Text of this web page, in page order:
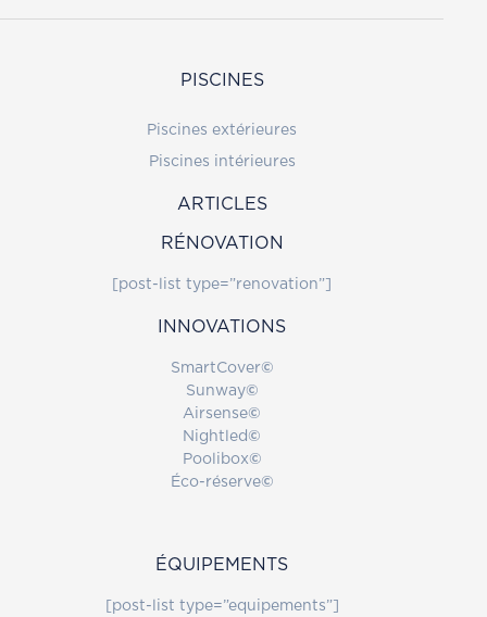
PISCINES
Piscines extérieures
Piscines intérieures
ARTICLES
RÉNOVATION
[post-list type=”renovation”]
INNOVATIONS
SmartCover©
Sunway©
Airsense©
Nightled ©
Poolibox©
Éco-réserve©
ÉQUIPEMENTS
[post-list type=”equipements”]